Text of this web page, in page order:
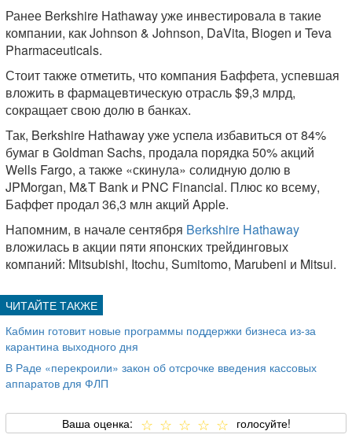
Ранее Berkshire Hathaway уже инвестировала в такие
компании, как Johnson & Johnson, DaVita, Biogen и Teva
Pharmaceuticals.
Стоит также отметить, что компания Баффета, успевшая
вложить в фармацевтическую отрасль $9,3 млрд,
сокращает свою долю в банках.
Так, Berkshire Hathaway уже успела избавиться от 84%
бумаг в Goldman Sachs, продала порядка 50% акций
Wells Fargo, а также «скинула» солидную долю в
JPMorgan, M&T Bank и PNC Financial. Плюс ко всему,
Баффет продал 36,3 млн акций Apple.
Напомним, в начале сентября Berkshire Hathaway
вложилась в акции пяти японских трейдинговых
компаний: Mitsubishi, Itochu, Sumitomo, Marubeni и Mitsui.
Кабмин готовит новые программы поддержки бизнеса из-за
карантина выходного дня
В Раде «перекроили» закон об отсрочке введения кассовых
аппаратов для ФЛП